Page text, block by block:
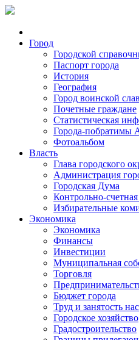
Город
Городской
Паспорт города
История
География
Город воинской
Почетные граждане
Статистическая
Города-побратимы
Фотоальбом
Власть
Глава городского
Администрация
Городская Дума
Контрольно-счетная
Избирательные
Экономика
Экономика
Финансы
Инвестиции
Муниципальная
Торговля
Бюджет города
Труд и занятость
Городское хозяйство
Градостроительство